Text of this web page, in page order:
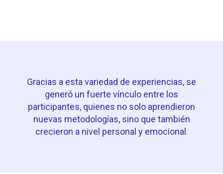
Gracias a esta variedad de experiencias, se
generó un fuerte vínculo entre los
participantes, quienes no solo aprendieron
nuevas metodologías, sino que también
crecieron a nivel personal y emocional.